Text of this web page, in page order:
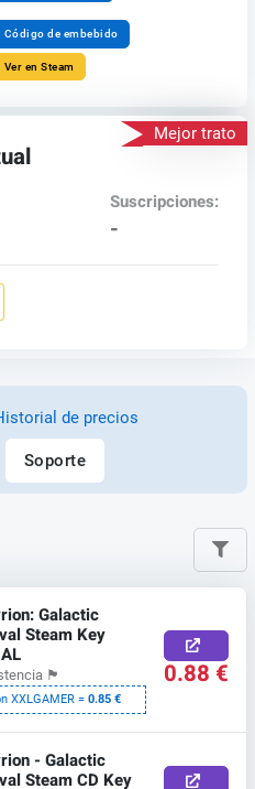
Código de embebido
Ver en Steam
Mejor trato
Suscripciones:
-
de precios
Soporte
Galactic
Steam Key
🏴
XXLGAMER =0.85 €
0.88 €
- Galactic
Steam CD Key